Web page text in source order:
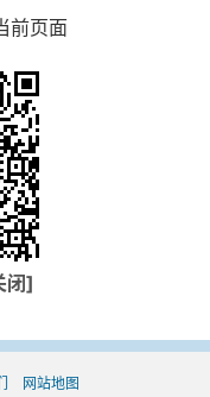
前页面
闭]
网站地图